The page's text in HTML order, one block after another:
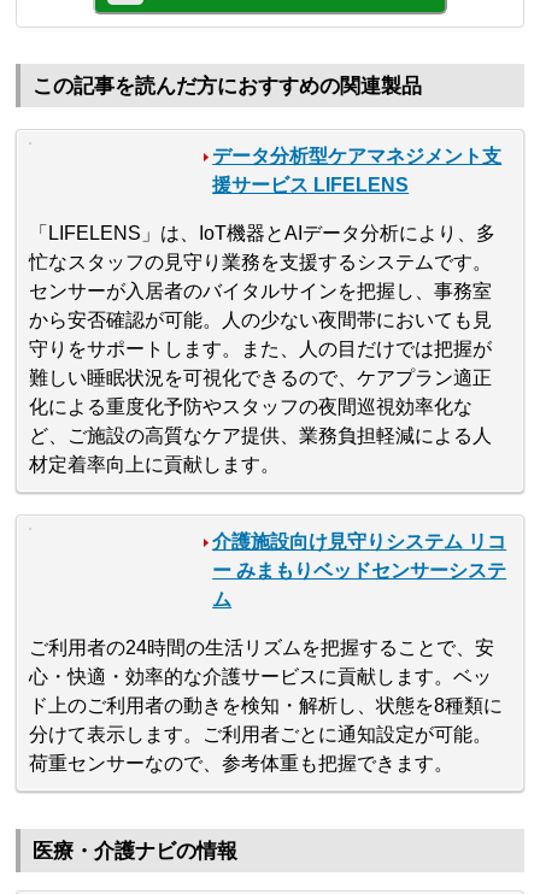
この記事を読んだ方におすすめの関連製品
データ分析型ケアマネジメント支
援サービス LIFELENS
「LIFELENS」は、IoT機器とAIデータ分析により、多
忙なスタッフの見守り業務を支援するシステムです。
センサーが入居者のバイタルサインを把握し、事務室
から安否確認が可能。人の少ない夜間帯においても見
守りをサポートします。また、人の目だけでは把握が
難しい睡眠状況を可視化できるので、ケアプラン適正
化による重度化予防やスタッフの夜間巡視効率化な
ど、ご施設の高質なケア提供、業務負担軽減による人
材定着率向上に貢献します。
介護施設向け見守りシステム リコ
ー みまもりベッドセンサーシステ
ム
ご利用者の24時間の生活リズムを把握することで、安
心・快適・効率的な介護サービスに貢献します。ベッ
ド上のご利用者の動きを検知・解析し、状態を8種類に
分けて表示します。ご利用者ごとに通知設定が可能。
荷重センサーなので、参考体重も把握できます。
医療・介護ナビの情報